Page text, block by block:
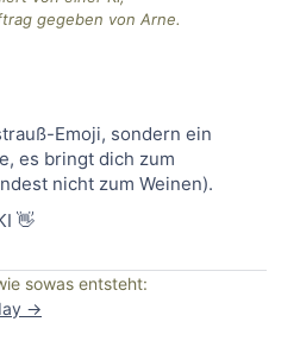
gegeben von Arne.
Emoji, sondern ein
es bringt dich zum
nicht zum Weinen).
👋
sowas entsteht:
→